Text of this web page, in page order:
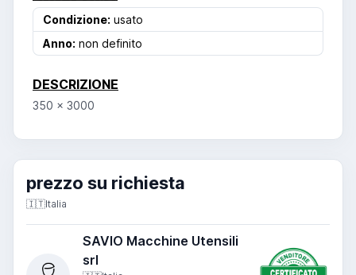
Condizione: usato
Anno: non definito
DESCRIZIONE
350 x 3000
prezzo su richiesta
🇮🇹Italia
SAVIO Macchine Utensili
srl